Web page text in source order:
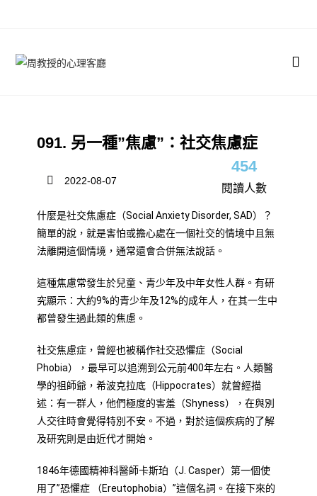
091. 另一種”焦慮”：社交焦慮症
2022-08-07
閱讀人數
454
什麼是社交焦慮症（Social Anxiety Disorder, SAD）？
簡單的說，就是害怕或擔心處在一個社交的情境中且無
法離開這個情境，通常還會合併無法說話。
這種焦慮常發生於兒童、青少年及中年女性人群。有研
究顯示：大約9%的青少年及12%的成年人，在其一生中
都曾發生過此類的焦慮。
社交焦慮症，曾經也被稱作社交恐懼症（Social
Phobia），最早可以追溯到公元前400年左右。人類醫
學的祖師爺，希波克拉底（Hippocrates）就曾經描
述：有一群人，他們極度的害羞（Shyness），在與別
人交往時會覺得特別不安。不過，對於這個疾病的了解
及研究則是由近代才開始。
1846年德國精神科醫師卡斯珀（J. Casper）第一個使
用了”恐懼症 （Ereutophobia）”這個名詞。在接下來的